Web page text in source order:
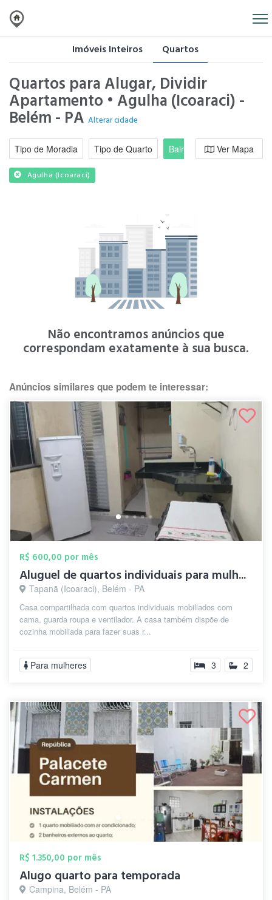
Imóveis Inteiros Quartos
Quartos para Alugar, Dividir
Apartamento • Agulha (Icoaraci) -
Belém - PA Alterar cidade
Tipo de Moradia Tipo de Quarto Bairro / RegiãoVer Mapa
Agulha (Icoaraci)
Não encontramos anúncios que
correspondam exatamente à sua busca.
Anúncios similares que podem te interessar:
R$ 600,00 por mês
Aluguel de quartos individuais para mulh...
Tapanã (Icoaraci), Belém - PA
Casa compartilhada com quartos individuais mobiliados com
cama, guarda roupa e ventilador. A casa também dispõe de
cozinha mobiliada para fazer suas r...
Para mulheres 3 2
R$ 1.350,00 por mês
Alugo quarto para temporada
Campina, Belém - PA